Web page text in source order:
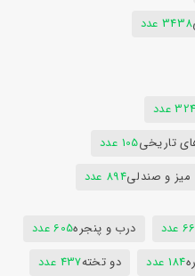
3438 عدد
324 عدد
تاریخی105 عدد
میز و صندلی894 عدد
عدد درب و پنجره605 عدد
184 عدد دو تخته437 عدد